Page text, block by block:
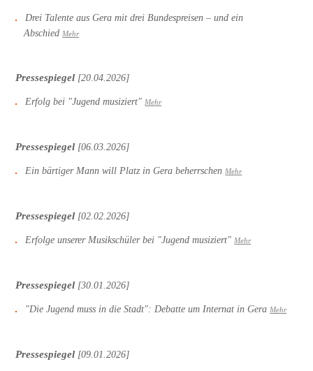
Drei Talente aus Gera mit drei Bundespreisen – und ein
Abschied Mehr
Pressespiegel [20.04.2026]
Erfolg bei "Jugend musiziert" Mehr
Pressespiegel [06.03.2026]
Ein bärtiger Mann will Platz in Gera beherrschen Mehr
Pressespiegel [02.02.2026]
Erfolge unserer Musikschüler bei "Jugend musiziert" Mehr
Pressespiegel [30.01.2026]
"Die Jugend muss in die Stadt": Debatte um Internat in Gera Mehr
Pressespiegel [09.01.2026]